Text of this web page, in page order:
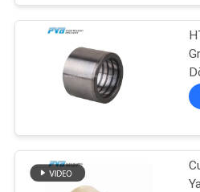
Aşınma